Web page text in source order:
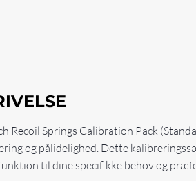
Recoil Springs Calibration Pack
og pålidelighed. Dette
til dine specifikke behov og